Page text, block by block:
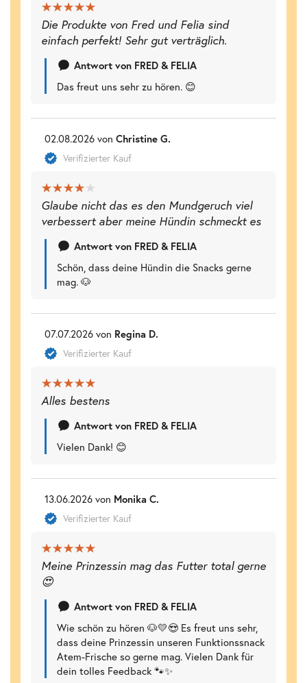
Die Produkte von Fred und Felia sind
einfach perfekt! Sehr gut verträglich.
Antwort von FRED & FELIA
Das freut uns sehr zu hören. 😊
02.08.2026 von Christine G.
Verifizierter Kauf
Glaube nicht das es den Mundgeruch viel
verbessert aber meine Hündin schmeckt es
Antwort von FRED & FELIA
Schön, dass deine Hündin die Snacks gerne
mag. 🐶
07.07.2026 von Regina D.
Verifizierter Kauf
Alles bestens
Antwort von FRED & FELIA
Vielen Dank! 😊
13.06.2026 von Monika C.
Verifizierter Kauf
Meine Prinzessin mag das Futter total gerne
😍
Antwort von FRED & FELIA
Wie schön zu hören 🐶💛😍 Es freut uns sehr,
dass deine Prinzessin unseren Funktionssnack
Atem-Frische so gerne mag. Vielen Dank für
dein tolles Feedback 🐾✨